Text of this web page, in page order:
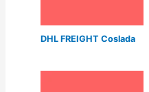
DHL FREIGHT Coslada